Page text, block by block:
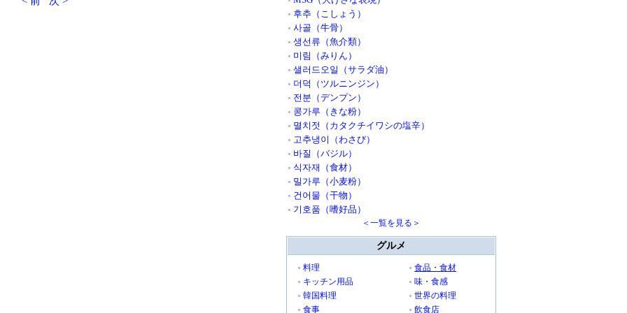
후추（こしょう）
사골（牛骨）
생선류（魚介類）
미림（みりん）
샐러드오일（サラダ油）
더덕（ツルニンジン）
전분（デンプン）
콩가루（きな粉）
멸치젓（カタクチイワシの塩辛）
고추냉이（わさび）
바질（バジル）
식자재（食材）
밀가루（小麦粉）
건어물（干物）
기호품（嗜好品）
＜一覧を見る＞
グルメ
料理
食品・食材
キッチン用品
味・食感
韓国料理
世界の料理
食事
飲食店